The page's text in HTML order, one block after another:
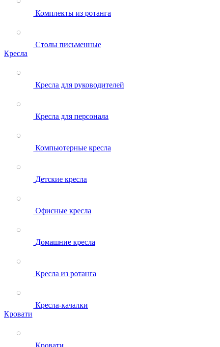
Комплекты из ротанга
Столы письменные
Кресла
Кресла для руководителей
Кресла для персонала
Компьютерные кресла
Детские кресла
Офисные кресла
Домашние кресла
Кресла из ротанга
Кресла-качалки
Кровати
Кровати